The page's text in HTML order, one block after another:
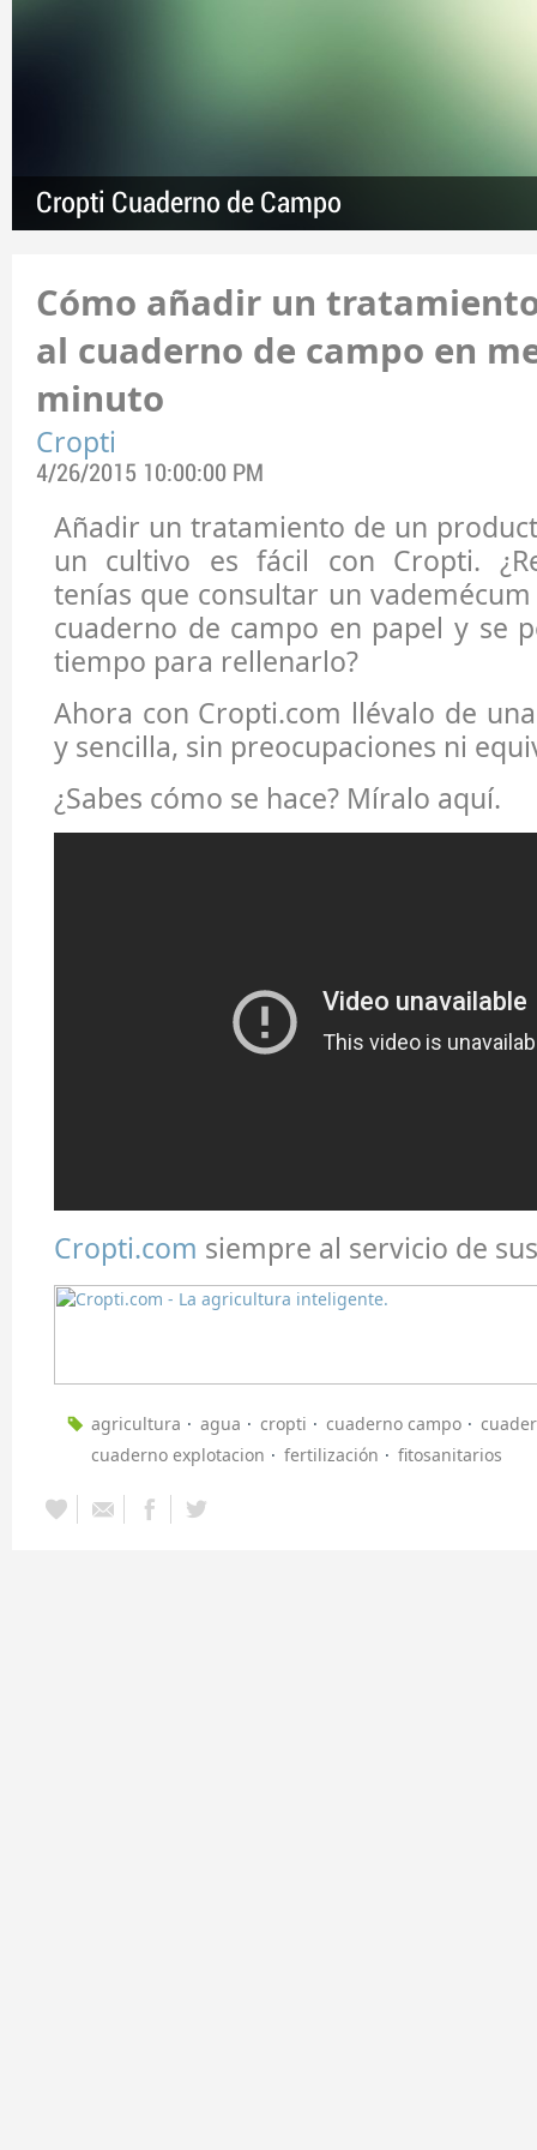
Cropti Cuaderno de Campo
Cómo añadir un
al cuaderno de campo en
minuto
Cropti
4/26/2015 10:00:00 PM
Añadir un tratamiento de un
un cultivo es fácil con Cropti.
tenías que consultar un vademécum
cuaderno de campo en papel y se
tiempo para rellenarlo?
Ahora con Cropti.com llévalo de
y sencilla, sin preocupaciones ni
¿Sabes cómo se hace? Míralo aquí.
Cropti.com siempre al servicio de
agricultura agua cropti cuaderno campo
cuaderno explotacion
fertilización fitosanitarios